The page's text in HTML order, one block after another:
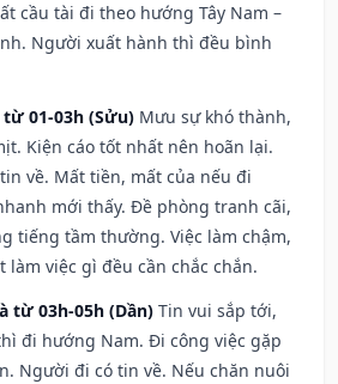
cầu tài đi theo hướng Tây Nam –
Người xuất hành thì đều bình
01-03h (Sửu) Mưu sự khó thành,
Kiện cáo tốt nhất nên hoãn lại.
về. Mất tiền, mất của nếu đi
mới thấy. Đề phòng tranh cãi,
tiếng tầm thường. Việc làm chậm,
việc gì đều cần chắc chắn.
từ 03h-05h (Dần) Tin vui sắp tới,
đi hướng Nam. Đi công việc gặp
Người đi có tin về. Nếu chăn nuôi